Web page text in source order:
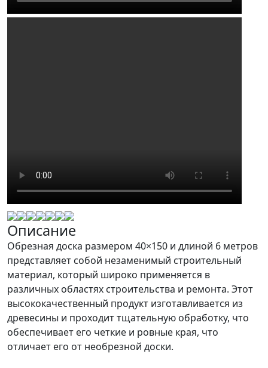
Описание
Обрезная доска размером 40×150 и длиной 6 метров
представляет собой незаменимый строительный
материал, который широко применяется в
различных областях строительства и ремонта. Этот
высококачественный продукт изготавливается из
древесины и проходит тщательную обработку, что
обеспечивает его четкие и ровные края, что
отличает его от необрезной доски.